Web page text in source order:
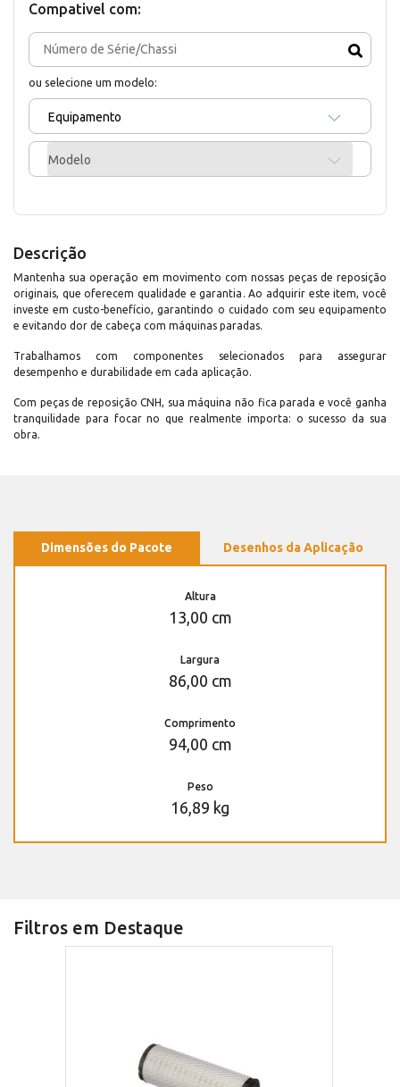
Compativel com:
ou selecione um modelo:
Equipamento
Modelo
Descrição
Mantenha sua operação em movimento com nossas peças de reposição
originais, que oferecem qualidade e garantia. Ao adquirir este item, você
investe em custo-benefício, garantindo o cuidado com seu equipamento
e evitando dor de cabeça com máquinas paradas.
Trabalhamos com componentes selecionados para assegurar
desempenho e durabilidade em cada aplicação.
Com peças de reposição CNH, sua máquina não fica parada e você ganha
tranquilidade para focar no que realmente importa: o sucesso da sua
obra.
Dimensões do Pacote Desenhos da Aplicação
Altura
13,00 cm
Largura
86,00 cm
Comprimento
94,00 cm
Peso
16,89 kg
Filtros em Destaque